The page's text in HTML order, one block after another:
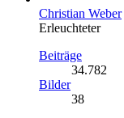
Christian Weber
Erleuchteter
Beiträge
34.782
Bilder
38